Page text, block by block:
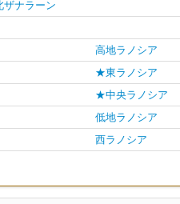
ザナラーン
高地ラノシア
★東ラノシア
★中央ラノシア
低地ラノシア
西ラノシア